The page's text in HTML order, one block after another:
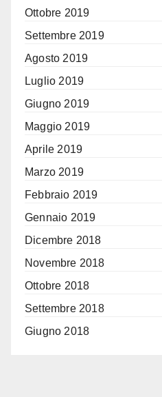
Ottobre 2019
Settembre 2019
Agosto 2019
Luglio 2019
Giugno 2019
Maggio 2019
Aprile 2019
Marzo 2019
Febbraio 2019
Gennaio 2019
Dicembre 2018
Novembre 2018
Ottobre 2018
Settembre 2018
Giugno 2018